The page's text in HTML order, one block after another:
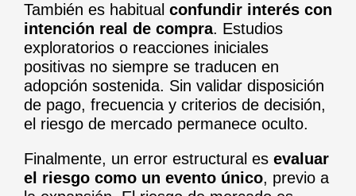
También es habitual confundir interés con
intención real de compra. Estudios
exploratorios o reacciones iniciales
positivas no siempre se traducen en
adopción sostenida. Sin validar disposición
de pago, frecuencia y criterios de decisión,
el riesgo de mercado permanece oculto.
Finalmente, un error estructural es evaluar
el riesgo como un evento único, previo a